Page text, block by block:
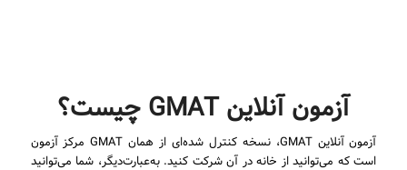
آزمون آنلاین GMAT چیست؟
آزمون آنلاین GMAT، نسخه کنترل شده‌ای از همان GMAT مرکز آزمون
است که می‌توانید از خانه در آن شرکت کنید. به‌عبارت‌دیگر، شما می‌توانید